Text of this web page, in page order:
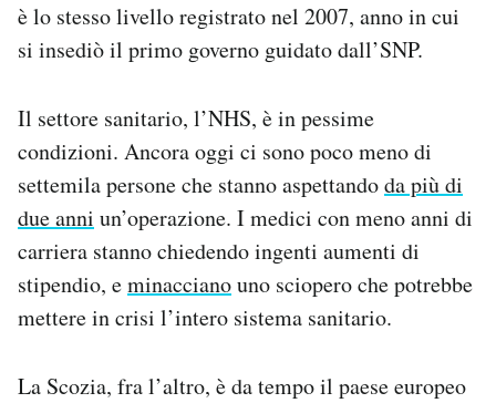
è lo stesso livello registrato nel 2007, anno in cui
si insediò il primo governo guidato dall’SNP.
Il settore sanitario, l’NHS, è in pessime
condizioni. Ancora oggi ci sono poco meno di
settemila persone che stanno aspettandoda più di
due anni un’operazione. I medici con meno anni di
carriera stanno chiedendo ingenti aumenti di
stipendio, eminaccianouno sciopero che potrebbe
mettere in crisi l’intero sistema sanitario.
La Scozia, fra l’altro, è da tempo il paese europeo